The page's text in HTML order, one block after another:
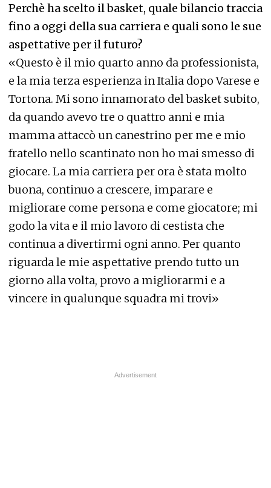
Perchè ha scelto il basket, quale bilancio traccia
fino a oggi della sua carriera e quali sono le sue
aspettative per il futuro?
«Questo è il mio quarto anno da professionista,
e la mia terza esperienza in Italia dopo Varese e
Tortona. Mi sono innamorato del basket subito,
da quando avevo tre o quattro anni e mia
mamma attaccò un canestrino per me e mio
fratello nello scantinato non ho mai smesso di
giocare. La mia carriera per ora è stata molto
buona, continuo a crescere, imparare e
migliorare come persona e come giocatore; mi
godo la vita e il mio lavoro di cestista che
continua a divertirmi ogni anno. Per quanto
riguarda le mie aspettative prendo tutto un
giorno alla volta, provo a migliorarmi e a
vincere in qualunque squadra mi trovi»